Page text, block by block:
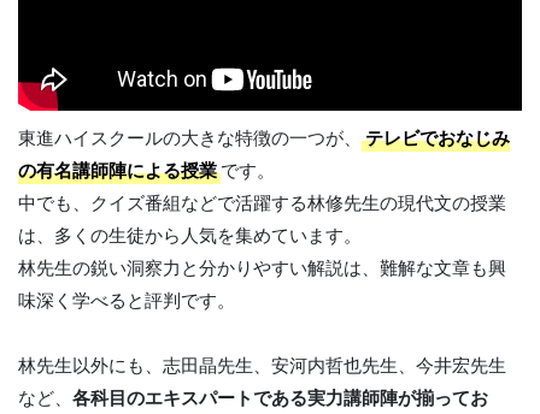
東進ハイスクールの大きな特徴の一つが、
テレビでおなじみ
の有名講師陣による授業 です。
中でも、クイズ番組などで活躍する林修先生の現代文の授業
は、多くの生徒から人気を集めています。
林先生の鋭い洞察力と分かりやすい解説は、難解な文章も興
味深く学べると評判です。
林先生以外にも、志田晶先生、安河内哲也先生、今井宏先生
など、 各科目のエキスパートである実力講師陣が揃ってお